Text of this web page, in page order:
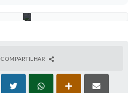
COMPARTILHAR